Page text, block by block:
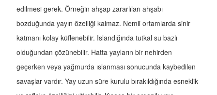
edilmesi gerek. Örneğin ahşap zararlıları ahşabı
bozduğunda yayın özelliği kalmaz. Nemli ortamlarda sinir
katmanı kolay küflenebilir. Islandığında tutkal su bazlı
olduğundan çözünebilir. Hatta yayların bir nehirden
geçerken veya yağmurda ıslanması sonucunda kaybedilen
savaşlar vardır. Yay uzun süre kurulu bırakıldığında esneklik